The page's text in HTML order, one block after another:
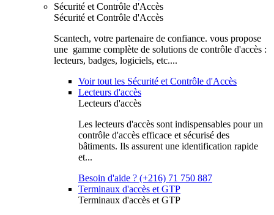
Sécurité et Contrôle d'Accès
Sécurité et Contrôle d'Accès
Scantech, votre partenaire de confiance. vous propose
une gamme complète de solutions de contrôle d'accès :
lecteurs, badges, logiciels, etc....
Voir tout les Sécurité et Contrôle d'Accès
Lecteurs d'accès
Lecteurs d'accès
Les lecteurs d'accès sont indispensables pour un
contrôle d'accès efficace et sécurisé des
bâtiments. Ils assurent une identification rapide
et...
Besoin d'aide ? (+216) 71 750 887
Terminaux d'accès et GTP
Terminaux d'accès et GTP